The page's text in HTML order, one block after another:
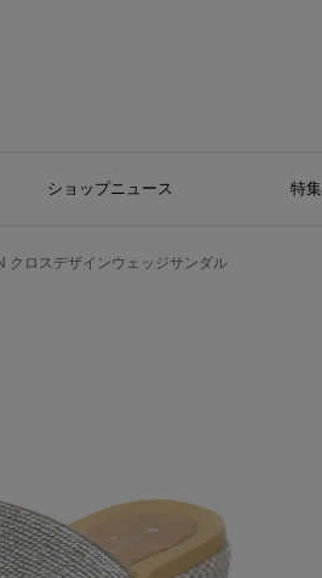
ショップニュース 特集
クロスデザインウェッジサンダル